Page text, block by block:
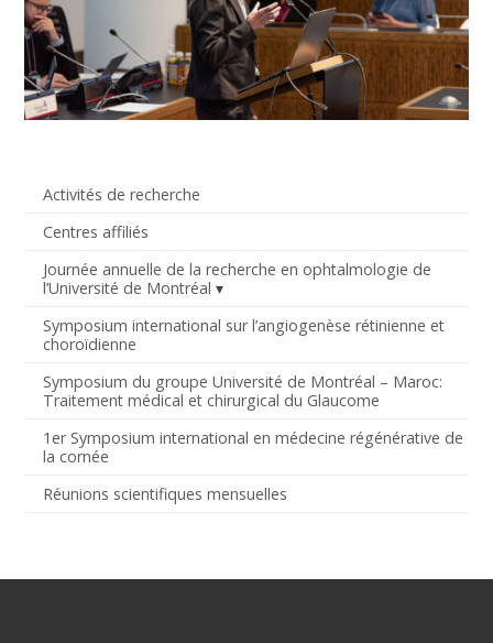
Activités de recherche
Centres affiliés
Journée annuelle de la recherche en ophtalmologie de
l’Université de Montréal
Symposium international sur l’angiogenèse rétinienne et
choroïdienne
Symposium du groupe Université de Montréal – Maroc:
Traitement médical et chirurgical du Glaucome
1er Symposium international en médecine régénérative de
la cornée
Réunions scientifiques mensuelles